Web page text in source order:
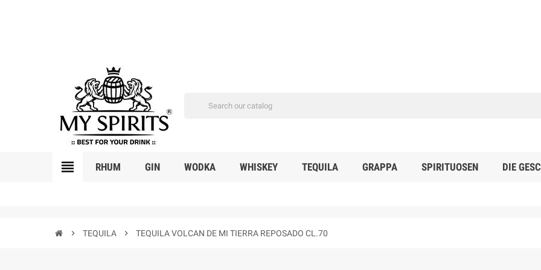
view_headline RHUM GIN WODKA WHISKEY TEQUILA GRAPPA SPIRITUOSEN DIE
chevron_right TEQUILA chevron_right TEQUILA VOLCAN DE MI TIERRA REPOSADO CL.70